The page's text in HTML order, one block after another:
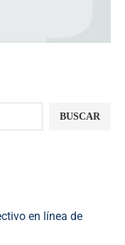
BUSCAR
en línea de